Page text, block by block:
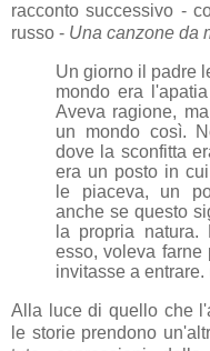
racconto successivo -
russo - Una canzone da
Un giorno il padre
mondo era
Aveva ragione,
un mondo così.
dove la sconfitta
era un posto in
le piaceva, un
anche se questo
la propria
esso, voleva farne
invitasse a entrare.
Alla luce di quello che
le storie prendono